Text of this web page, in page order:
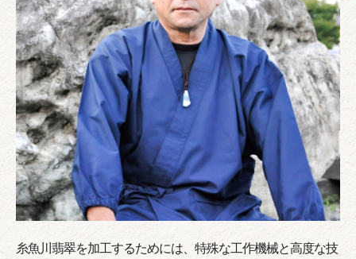
糸魚川翡翠を加工するためには、特殊な工作機械と高度な技